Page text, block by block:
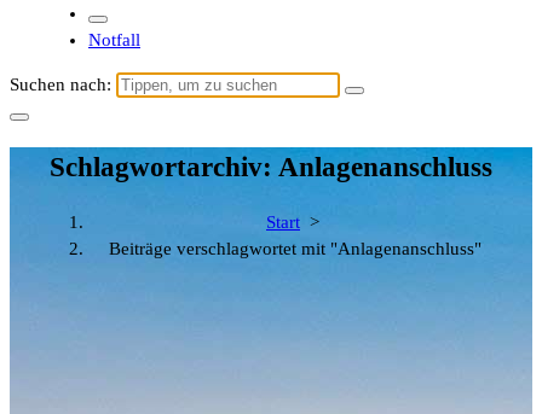
Notfall
Suchen nach:
Schlagwortarchiv: Anlagenanschluss
Start >
Beiträge verschlagwortet mit "Anlagenanschluss"